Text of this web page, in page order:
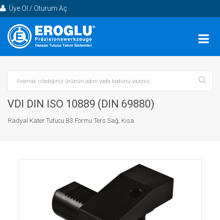
Üye Ol / Oturum Aç
VDI DIN ISO 10889 (DIN 69880)
Radyal Kater Tutucu B3 Formu Ters Sağ, Kısa